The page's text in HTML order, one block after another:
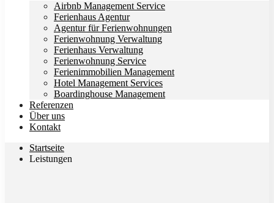
Airbnb Management Service
Ferienhaus Agentur
Agentur für Ferienwohnungen
Ferienwohnung Verwaltung
Ferienhaus Verwaltung
Ferienwohnung Service
Ferienimmobilien Management
Hotel Management Services
Boardinghouse Management
Referenzen
Über uns
Kontakt
Startseite
Leistungen